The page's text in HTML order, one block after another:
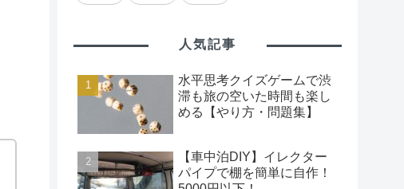
人気記事
水平思考クイズゲームで渋
滞も旅の空いた時間も楽し
める【やり方・問題集】
【車中泊DIY】イレクター
パイプで棚を簡単に自作！